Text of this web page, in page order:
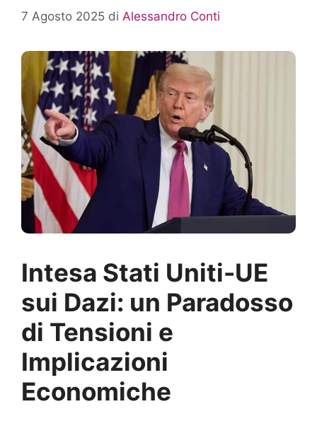
7 Agosto 2025 di Alessandro Conti
Intesa Stati Uniti-UE
sui Dazi: un Paradosso
di Tensioni e
Implicazioni
Economiche